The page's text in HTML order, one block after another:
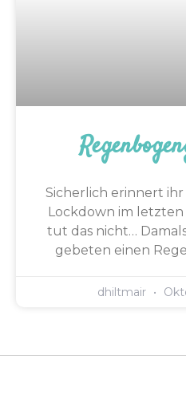
Sicherlich erinnert
Lockdown im
tut das nicht…
gebeten einen
dhiltmair